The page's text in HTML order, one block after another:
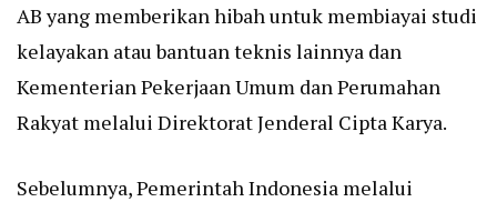
AB yang memberikan hibah untuk membiayai studi
kelayakan atau bantuan teknis lainnya dan
Kementerian Pekerjaan Umum dan Perumahan
Rakyat melalui Direktorat Jenderal Cipta Karya.
Sebelumnya, Pemerintah Indonesia melalui